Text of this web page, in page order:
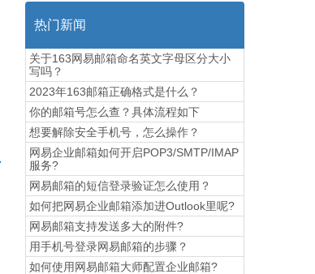
热门新闻
关于163网易邮箱命名英文字母区分大小
写吗？
2023年163邮箱正确格式是什么？
你的邮箱号怎么查？具体流程如下
想要解除安全手机号，怎么操作？
网易企业邮箱如何开启POP3/SMTP/IMAP
服务?
网易邮箱的短信登录验证怎么使用？
如何把网易企业邮箱添加进Outlook里呢?
网易邮箱支持发送多大的附件?
用手机号登录网易邮箱的步骤？
如何使用网易邮箱大师配置企业邮箱?